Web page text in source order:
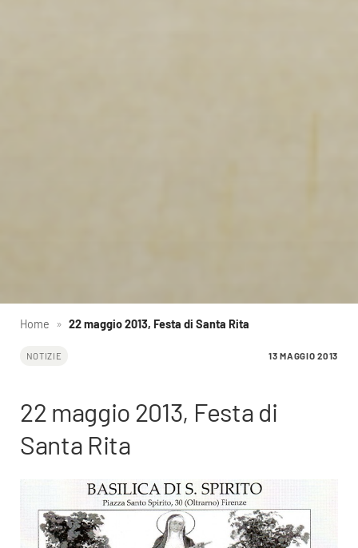
Home » 22 maggio 2013, Festa di Santa Rita
NOTIZIE 13 MAGGIO 2013
22 maggio 2013, Festa di
Santa Rita